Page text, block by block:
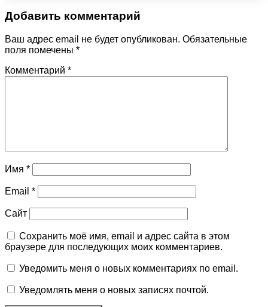
Добавить комментарий
Ваш адрес email не будет опубликован. Обязательные
поля помечены *
Комментарий *
Имя *
Email *
Сайт
Сохранить моё имя, email и адрес сайта в этом
браузере для последующих моих комментариев.
Уведомить меня о новых комментариях по email.
Уведомлять меня о новых записях почтой.